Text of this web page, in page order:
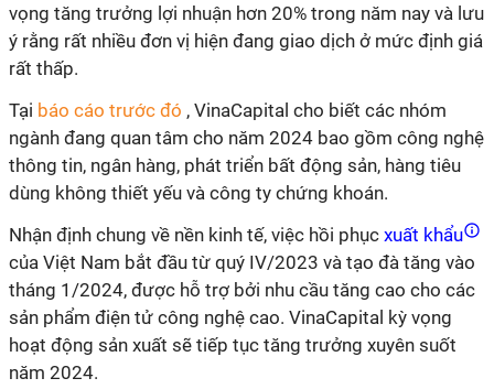
vọng tăng trưởng lợi nhuận hơn 20% trong năm nay và lưu
ý rằng rất nhiều đơn vị hiện đang giao dịch ở mức định giá
rất thấp.
Tại báo cáo trước đó , VinaCapital cho biết các nhóm
ngành đang quan tâm cho năm 2024 bao gồm công nghệ
thông tin, ngân hàng, phát triển bất động sản, hàng tiêu
dùng không thiết yếu và công ty chứng khoán.
Nhận định chung về nền kinh tế, việc hồi phục xuất khẩu
của Việt Nam bắt đầu từ quý IV/2023 và tạo đà tăng vào
tháng 1/2024, được hỗ trợ bởi nhu cầu tăng cao cho các
sản phẩm điện tử công nghệ cao. VinaCapital kỳ vọng
hoạt động sản xuất sẽ tiếp tục tăng trưởng xuyên suốt
năm 2024.